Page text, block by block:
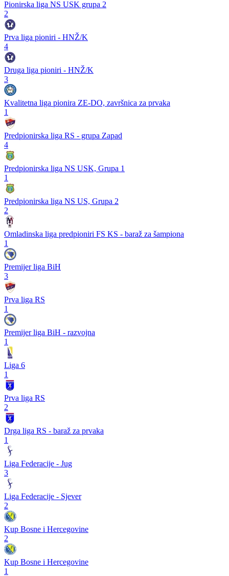
Pionirska liga NS USK grupa 2
2
Prva liga pioniri - HNŽ/K
4
Druga liga pioniri - HNŽ/K
3
Kvalitetna liga pionira ZE-DO, završnica za prvaka
1
Predpionirska liga RS - grupa Zapad
4
Predpionirska liga NS USK, Grupa 1
1
Predpionirska liga NS US, Grupa 2
2
Omladinska liga predpioniri FS KS - baraž za šampiona
1
Premijer liga BiH
3
Prva liga RS
1
Premijer liga BiH - razvojna
1
Liga 6
1
Prva liga RS
2
Drga liga RS - baraž za prvaka
1
Liga Federacije - Jug
3
Liga Federacije - Sjever
2
Kup Bosne i Hercegovine
2
Kup Bosne i Hercegovine
1